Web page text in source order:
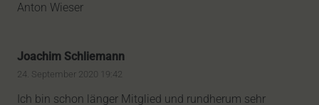
Anton Wieser
Joachim Schliemann
24. September 2020 19:42
Ich bin schon länger Mitglied und rundherum sehr